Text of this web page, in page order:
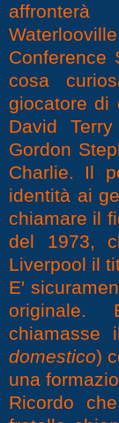
Conference
cosa
giocatore di
David
Gordon
Charlie. Il
identità ai
chiamare il
del 1973,
Liverpool il
E'
originale.
chiamasse
domestico)
una
Ricordo